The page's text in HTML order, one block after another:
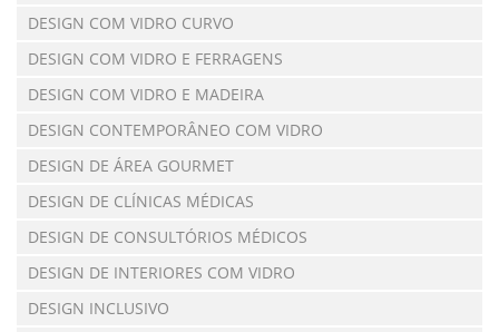
DESIGN COM VIDRO CURVO
DESIGN COM VIDRO E FERRAGENS
DESIGN COM VIDRO E MADEIRA
DESIGN CONTEMPORÂNEO COM VIDRO
DESIGN DE ÁREA GOURMET
DESIGN DE CLÍNICAS MÉDICAS
DESIGN DE CONSULTÓRIOS MÉDICOS
DESIGN DE INTERIORES COM VIDRO
DESIGN INCLUSIVO